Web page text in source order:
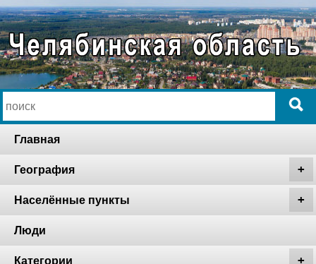
Главная
География
Населённые пункты
Люди
Категории